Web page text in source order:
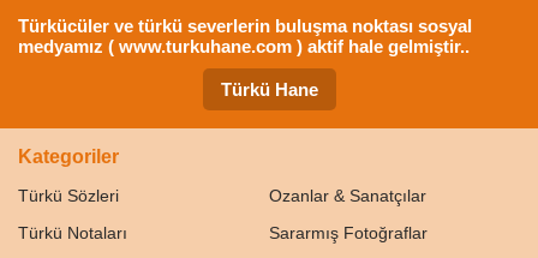
Türkücüler ve türkü severlerin buluşma noktası sosyal
medyamız ( www.turkuhane.com ) aktif hale gelmiştir..
Türkü Hane
Kategoriler
Türkü Sözleri
Ozanlar & Sanatçılar
Türkü Notaları
Sararmış Fotoğraflar